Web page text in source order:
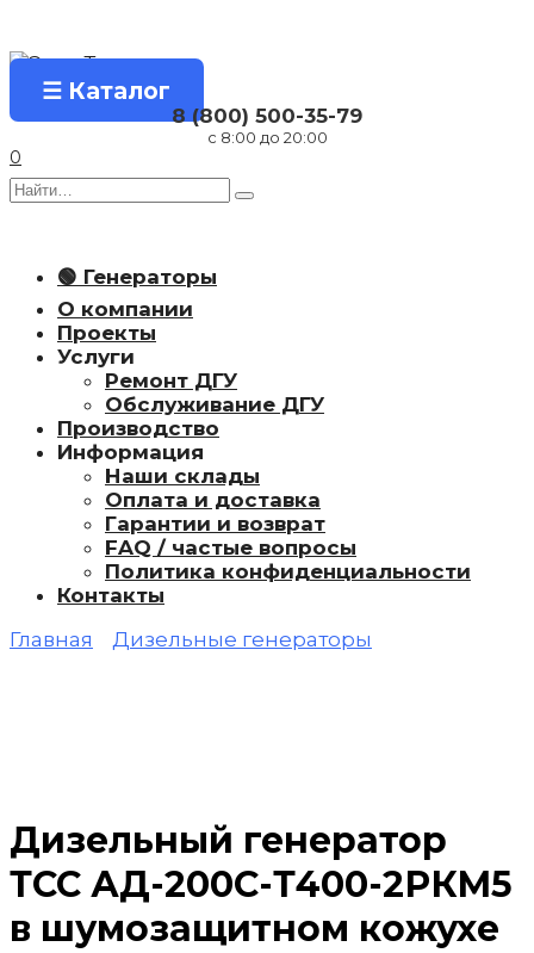
содержанию
☰ Каталог
8 (800) 500-35-79
с 8:00 до 20:00
0
Search
for:
🟢 Генераторы
О компании
Проекты
Услуги
Ремонт ДГУ
Обслуживание ДГУ
Производство
Информация
Наши склады
Оплата и доставка
Гарантии и возврат
FAQ / частые вопросы
Политика конфиденциальности
Контакты
Главная
Дизельные генераторы
Дизельный генератор
ТСС АД-200С-Т400-2РКМ5
в шумозащитном кожухе